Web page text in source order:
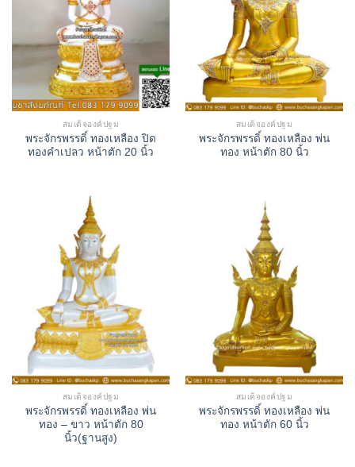
สมเด็จองค์ปฐม
พระจักรพรรดิ์ ทองเหลือง ปิด
ทองคำเปลว หน้าตัก 20 นิ้ว
สมเด็จองค์ปฐม
พระจักรพรรดิ์ ทองเหลือง พ่น
ทอง หน้าตัก 80 นิ้ว
สมเด็จองค์ปฐม
พระจักรพรรดิ์ ทองเหลือง พ่น
ทอง – ขาว หน้าตัก 80
นิ้ว(ฐานสูง)
สมเด็จองค์ปฐม
พระจักรพรรดิ์ ทองเหลือง พ่น
ทอง หน้าตัก 60 นิ้ว